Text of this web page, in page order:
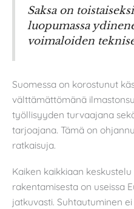
Saksa on
luopumassa
voimaloiden
Suomessa on korostunut
välttämättömänä
työllisyyden turvaajana
tarjoajana. Tämä on
ratkaisuja.
Kaiken kaikkiaan
rakentamisesta on useissa
jatkuvasti. Suhtautuminen